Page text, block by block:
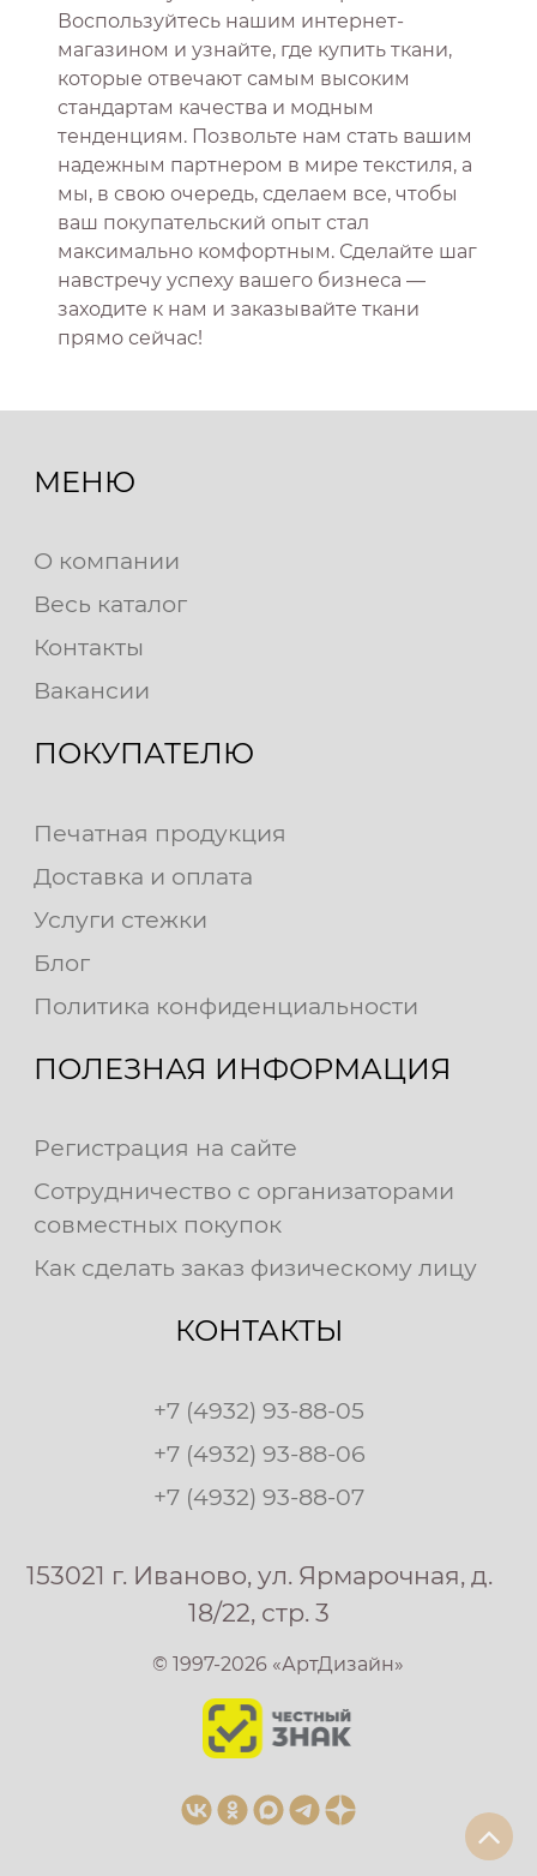
Воспользуйтесь нашим интернет-
магазином и узнайте, где купить ткани,
которые отвечают самым высоким
стандартам качества и модным
тенденциям. Позвольте нам стать вашим
надежным партнером в мире текстиля, а
мы, в свою очередь, сделаем все, чтобы
ваш покупательский опыт стал
максимально комфортным. Сделайте шаг
навстречу успеху вашего бизнеса —
заходите к нам и заказывайте ткани
прямо сейчас!
МЕНЮ
О компании
Весь каталог
Контакты
Вакансии
ПОКУПАТЕЛЮ
Печатная продукция
Доставка и оплата
Услуги стежки
Блог
Политика конфиденциальности
ПОЛЕЗНАЯ ИНФОРМАЦИЯ
Регистрация на сайте
Сотрудничество с организаторами
совместных покупок
Как сделать заказ физическому лицу
КОНТАКТЫ
+7 (4932) 93-88-05
+7 (4932) 93-88-06
+7 (4932) 93-88-07
153021 г. Иваново, ул. Ярмарочная, д.
18/22, стр. 3
© 1997-2026 «АртДизайн»